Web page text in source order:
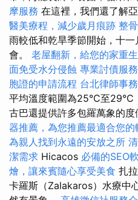
摩服務 在這裡，我們還了解
醫美療程，減少歲月痕跡 整
雨較低和乾旱季節開始，十
會。 老屋翻新，給您的家重
面免受水分侵蝕 專業討債服
胞證的申請流程 台北律師事
平均溫度範圍為25°C至29°C
古巴還提供許多包羅萬象的
器推薦，為您推薦最適合您的
為親人找到永遠的安放之所
潔需求 Hicacos 必備的SEO
燴，讓來賓隨心享受美食 扎
卡羅斯（Zalakaros）水療中